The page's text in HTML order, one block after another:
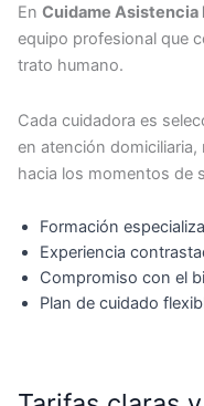
En Cuidame Asistencia
equipo profesional que
trato humano.
Cada cuidadora es
en atención
hacia los momentos de
Formación
Experiencia
Compromiso con el
Plan de cuidado